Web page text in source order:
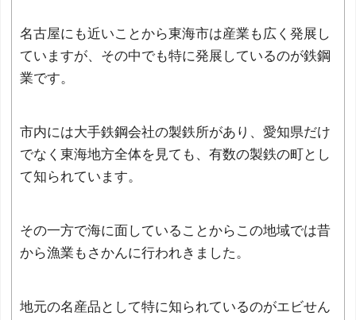
名古屋にも近いことから東海市は産業も広く発展し
ていますが、その中でも特に発展しているのが鉄鋼
業です。
市内には大手鉄鋼会社の製鉄所があり、愛知県だけ
でなく東海地方全体を見ても、有数の製鉄の町とし
て知られています。
その一方で海に面していることからこの地域では昔
から漁業もさかんに行われきました。
地元の名産品として特に知られているのがエビせん